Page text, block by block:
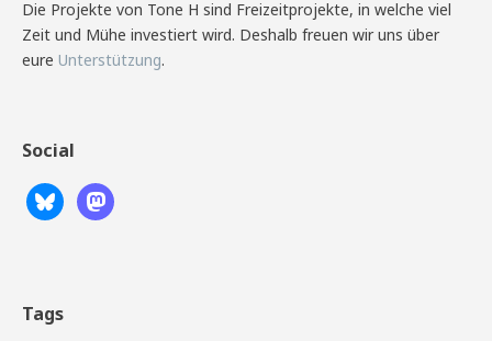
Die Projekte von Tone H sind Freizeitprojekte, in welche viel
Zeit und Mühe investiert wird. Deshalb freuen wir uns über
eure Unterstützung.
Social
Tags